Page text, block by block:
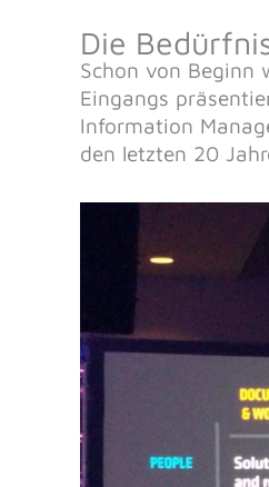
Die
Schon von Beginn
Eingangs
Information
den letzten 20